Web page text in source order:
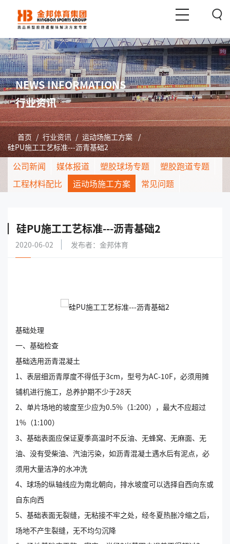
NEWS INFORMATIONS
行业资讯
首页 / 行业资讯 / 运动场施工方案 /
硅PU施工工艺标准---沥青基础2
公司新闻 媒体报道 塑胶球场专题
塑胶跑道专题
工程材料配比
运动场施工方案 常见问题
硅PU施工工艺标准---沥青基础2
2020-06-02 发布者：金邦体育
基础处理
一、基础检查
基础选用沥青混凝土
1、表层细沥青厚度不得低于3cm，型号为AC-10F，必须用摊
铺机进行施工，总养护期不少于28天
2、单片场地的坡度至少应为0.5%（1:200），最大不应超过
1%（1:100）
3、基础表面应保证夏季高温时不反油、无蜂窝、无麻面、无
油、没有受柴油、汽油污染，如沥青混凝土遇水后有泥点，必
须用大量洁净的水冲洗
4、球场的纵轴线应为南北朝向，排水坡度可以选择自西向东或
自东向西
5、基础表面无裂缝，无粘接不牢之处，经冬夏热胀冷缩之后，
场地不产生裂缝，无不均匀沉降